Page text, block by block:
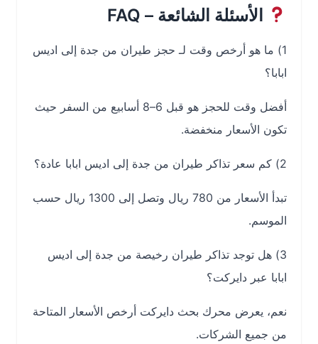
الأسئلة الشائعة – FAQ
1) ما هو أرخص وقت لـ حجز طيران من جدة إلى اديس
أفضل وقت للحجز هو قبل 6–8 أسابيع من السفر حيث
تكون الأسعار منخفضة.
تبدأ الأسعار من 780 ريال وتصل إلى 1300 ريال حسب
الموسم.
3) هل توجد تذاكر طيران رخيصة من جدة إلى اديس
ابابا عبر دايركت؟
نعم، يعرض محرك بحث دايركت أرخص الأسعار المتاحة
من جميع الشركات.